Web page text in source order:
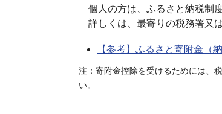
個人の方は、ふるさと納税制
詳しくは、最寄りの税務署又
【参考】ふるさと寄附金（
注：寄附金控除を受けるためには、
い。